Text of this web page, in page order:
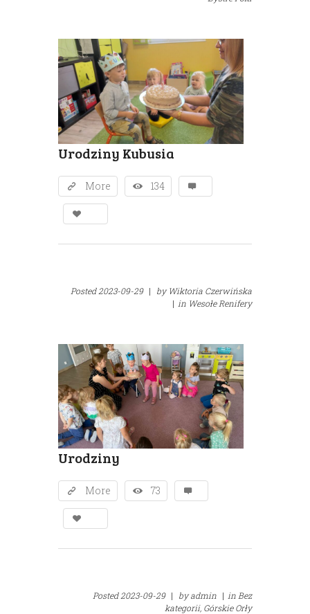
Urodziny Kubusia
More 134
Posted2023-09-29 | byWiktoria Czerwińska
| in Wesołe Renifery
Urodziny
More 73
Posted2023-09-29 | byadmin | in Bez
kategorii, Górskie Orły